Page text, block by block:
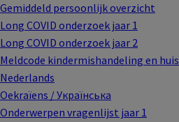
Gemiddeld persoonlijk overzicht
Long COVID onderzoek jaar 1
Long COVID onderzoek jaar 2
Meldcode kindermishandeling en
Nederlands
Oekraïens / Українська
Onderwerpen vragenlijst jaar 1